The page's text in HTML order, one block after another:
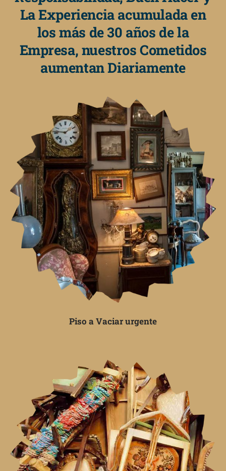
La Experiencia acumulada en
los más de 30 años de la
Empresa, nuestros Cometidos
aumentan Diariamente
Piso a Vaciar urgente